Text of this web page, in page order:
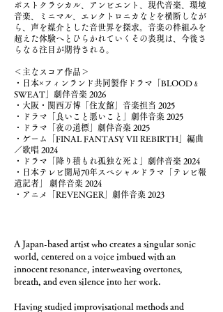
ポストクラシカル、アンビエント、現代音楽、環境
音楽、ミニマル、エレクトロニカなどを横断しなが
ら、声を媒介とした音世界を探求。音楽の枠組みを
超えた体験へとひらかれていくその表現は、今後さ
らなる注目が期待される。
＜主なスコア作品＞
・日本×フィンランド共同製作ドラマ「BLOOD﹠
SWEAT」劇伴音楽 2026
・大阪・関西万博「住友館」音楽担当 2025
・ドラマ「良いこと悪いこと」劇伴音楽 2025
・ドラマ「夜の道標」 劇伴音楽 2025
・ゲーム「FINAL FANTASY VII REBIRTH」編曲
／歌唱 2024
・ドラマ「降り積もれ孤独な死よ」劇伴音楽 2024
・日本テレビ開局70年スペシャルドラマ「テレビ報
道記者」 劇伴音楽 2024
・アニメ「REVENGER」劇伴音楽 2023
A Japan-based artist who creates a singular sonic
world, centered on a voice imbued with an
innocent resonance, interweaving overtones,
breath, and even silence into her work.
Having studied improvisational methods and